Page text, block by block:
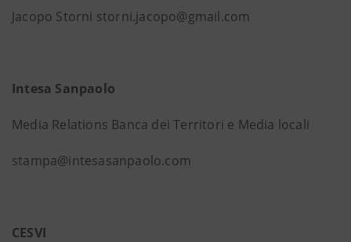
Jacopo Storni storni.jacopo@gmail.com
Intesa Sanpaolo
Media Relations Banca dei Territori e Media locali
stampa@intesasanpaolo.com
CESVI